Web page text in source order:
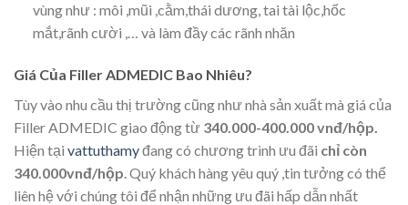
vùng như : môi ,mũi ,cằm,thái dương, tai tài lộc,hốc
mắt,rãnh cười ,… và làm đầy các rãnh nhăn
Giá Của Filler ADMEDIC Bao Nhiêu?
Tùy vào nhu cầu thị trường cũng như nhà sản xuất mà giá của
Filler ADMEDIC giao động từ 340.000-400.000 vnđ/hộp.
Hiện tại vattuthamyđang có chương trình ưu đãi chỉ còn
340.000vnđ/hộp . Quý khách hàng yêu quý ,tin tưởng có thể
liên hệ với chúng tôi để nhận những ưu đãi hấp dẫn nhất